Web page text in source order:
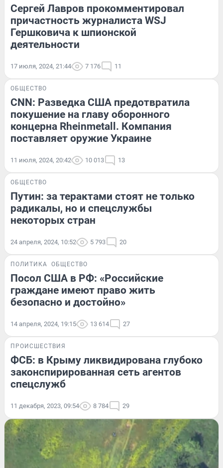
Сергей Лавров прокомментировал
причастность журналиста WSJ
Гершковича к шпионской
деятельности
17 июля, 2024, 21:44 7 176 11
ОБЩЕСТВО
CNN: Разведка США предотвратила
покушение на главу оборонного
концерна Rheinmetall. Компания
поставляет оружие Украине
11 июля, 2024, 20:42 10 013 13
ОБЩЕСТВО
Путин: за терактами стоят не только
радикалы, но и спецслужбы
некоторых стран
24 апреля, 2024, 10:52 5 793 20
ПОЛИТИКА ОБЩЕСТВО
Посол США в РФ: «Российские
граждане имеют право жить
безопасно и достойно»
14 апреля, 2024, 19:15 13 614 27
ПРОИСШЕСТВИЯ
ФСБ: в Крыму ликвидирована глубоко
законспирированная сеть агентов
спецслужб
11 декабря, 2023, 09:54 8 784 29